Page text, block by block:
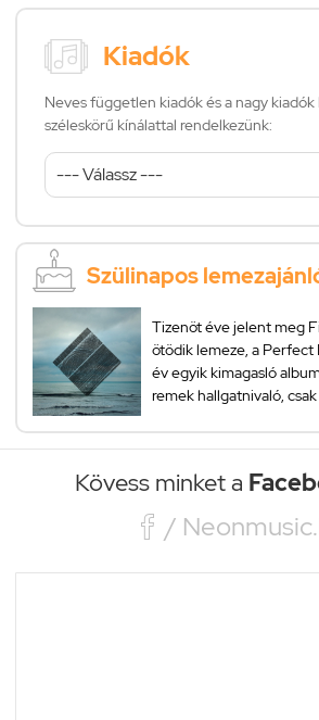
Kiadók
Neves független kiadók és a nagy
széleskörű kínálattal rendelkezünk:
Szülinapos
Tizenöt éve jelent meg
ötödik lemeze, a Perfect
év egyik kimagasló
remek hallgatnivaló,
Kövess minket a
 /